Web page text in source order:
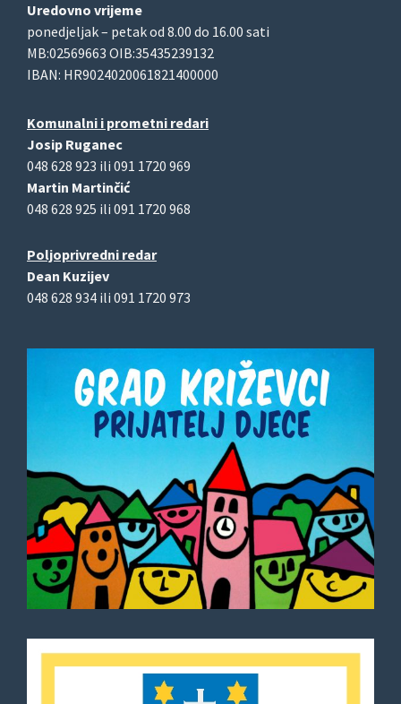
Uredovno vrijeme
ponedjeljak – petak od 8.00 do 16.00 sati
MB:02569663 OIB:35435239132
IBAN: HR9024020061821400000
Komunalni i prometni redari
Josip Ruganec
048 628 923 ili 091 1720 969
Martin Martinčić
048 628 925 ili 091 1720 968
Poljoprivredni redar
Dean Kuzijev
048 628 934 ili 091 1720 973